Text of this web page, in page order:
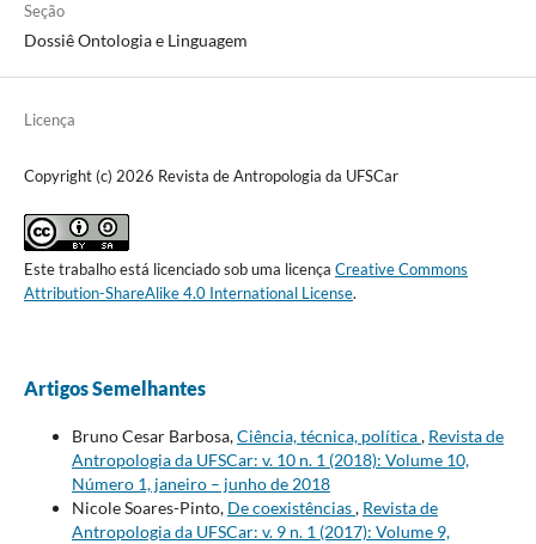
Seção
Dossiê Ontologia e Linguagem
Licença
Copyright (c) 2026 Revista de Antropologia da UFSCar
Este trabalho está licenciado sob uma licença Creative Commons
Attribution-ShareAlike 4.0 International License.
Artigos Semelhantes
Bruno Cesar Barbosa,Ciência, técnica, política, Revista de
Antropologia da UFSCar: v. 10 n. 1 (2018): Volume 10,
Número 1, janeiro – junho de 2018
Nicole Soares-Pinto, De coexistências, Revista de
Antropologia da UFSCar: v. 9 n. 1 (2017): Volume 9,